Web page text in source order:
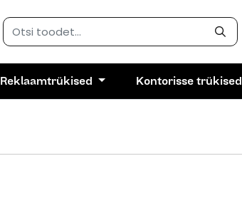
Reklaamtrükised Kontorisse trükised